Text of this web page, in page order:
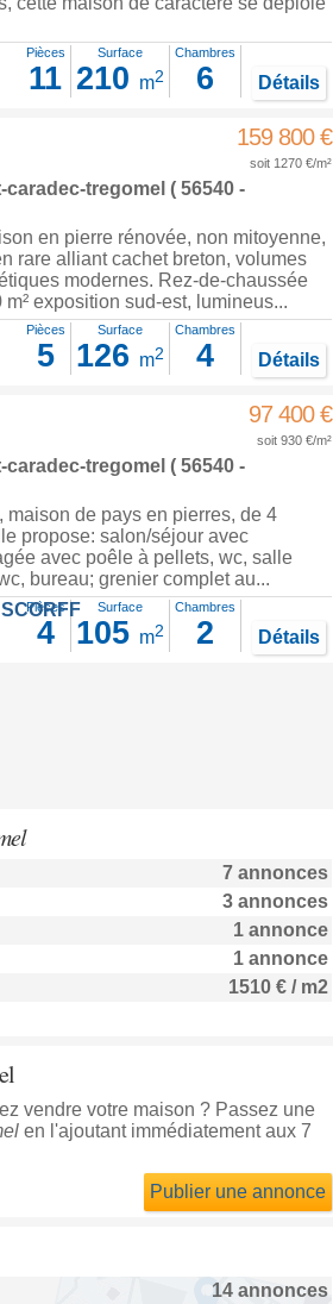
Pièces
11
Surface
210 m2
Chambres
6 Détails
159 800 €
soit 1270 €/m²
caradec-tregomel ( 56540 -
en pierre rénovée, non mitoyenne,
rare alliant cachet breton, volumes
modernes. Rez-de-chaussée
exposition sud-est, lumineus...
Pièces
5
Surface
126 m2
Chambres
4 Détails
97 400 €
soit 930 €/m²
caradec-tregomel ( 56540 -
maison de pays en pierres, de 4
propose: salon/séjour avec
avec poêle à pellets, wc, salle
bureau; grenier complet au...
Pièces
4
Surface
105 m2
Chambres
2 Détails
7 annonces
3 annonces
1 annonce
1 annonce
1510 € / m2
vendre votre maison ? Passez une
en l'ajoutant immédiatement aux 7
Publier une annonce
14 annonces